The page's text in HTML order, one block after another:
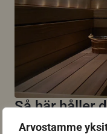
Arvostamme
Så här håller
och vacker